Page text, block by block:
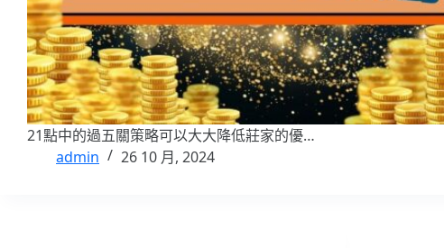
21點中的過五關策略可以大大降低莊家的優…
admin
26 10 月, 2024